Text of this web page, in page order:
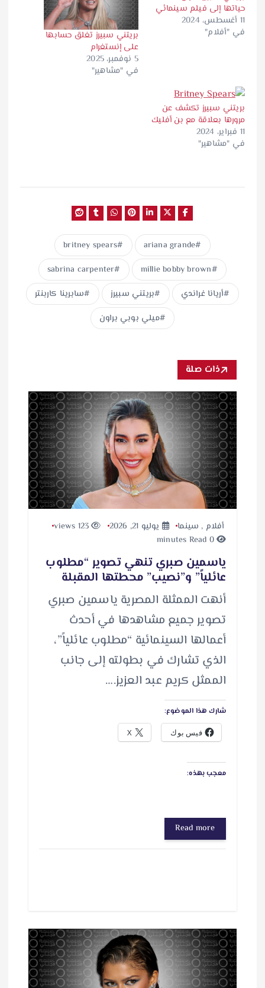
حياتها إلى فيلم سينمائي
11 أغسطس، 2024
في "أفلام"
بريتني سبيرز تغلق حسابها
على إنستغرام
5 نوفمبر، 2025
في "مشاهير"
بريتني سبيرز تكشف عن
مرورها بعلاقة مع بن أفليك
11 فبراير، 2024
في "مشاهير"
ariana grande
britney spears
millie bobby brown
sabrina carpenter
أريانا غراندي
بريتني سبيرز
سابرينا كاربنتر
ميلي بوبي براون
ذات صلة
أفلام , سينما يوليو 21, 2026
123 views
0 minutes Read
ياسمين صبري تنهي تصوير “مطلوب
عائلياً” و”نصيب” محطتها المقبلة
أنهت الممثلة المصرية ياسمين صبري
تصوير جميع مشاهدها في أحدث
أعمالها السينمائية “مطلوب عائلياً”،
الذي تشارك في بطولته إلى جانب
الممثل كريم عبد العزيز.…
شارك هذا الموضوع:
فيس بوك X
معجب بهذه:
Read more